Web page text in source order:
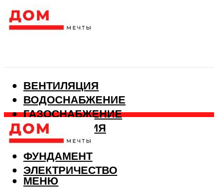
ВЕНТИЛЯЦИЯ
ВОДОСНАБЖЕНИЕ
ГАЗОСНАБЖЕНИЕ
КАНАЛИЗАЦИЯ
ОТОПЛЕНИЕ
ФУНДАМЕНТ
ЭЛЕКТРИЧЕСТВО
МЕНЮ